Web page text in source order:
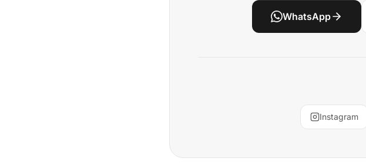
WhatsApp
Instagram